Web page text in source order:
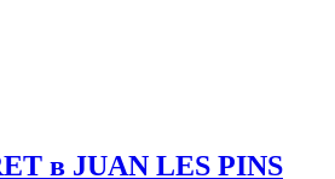
в JUAN LES PINS